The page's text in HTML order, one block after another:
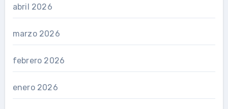
abril 2026
marzo 2026
febrero 2026
enero 2026